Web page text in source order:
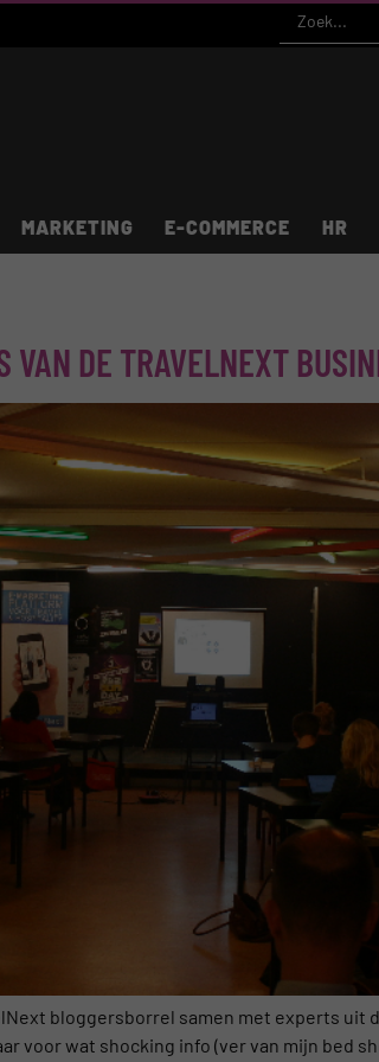
MARKETING E-COMMERCE HR
VAN DE TRAVELNEXT
bloggersborrel samen met experts uit
voor wat shocking info (ver van mijn